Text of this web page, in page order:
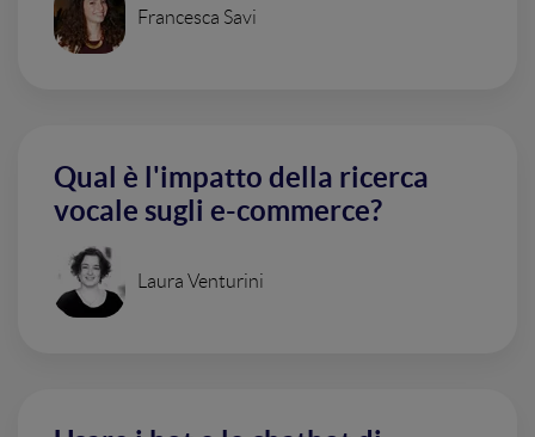
Francesca Savi
Qual è l'impatto della ricerca
vocale sugli e-commerce?
Laura Venturini